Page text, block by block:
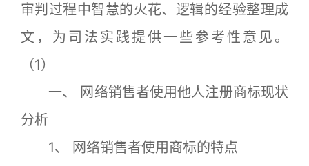
审判过程中智慧的火花、逻辑的经验整理成
文，为司法实践提供一些参考性意见。
（1）
一、 网络销售者使用他人注册商标现状
分析
1、 网络销售者使用商标的特点